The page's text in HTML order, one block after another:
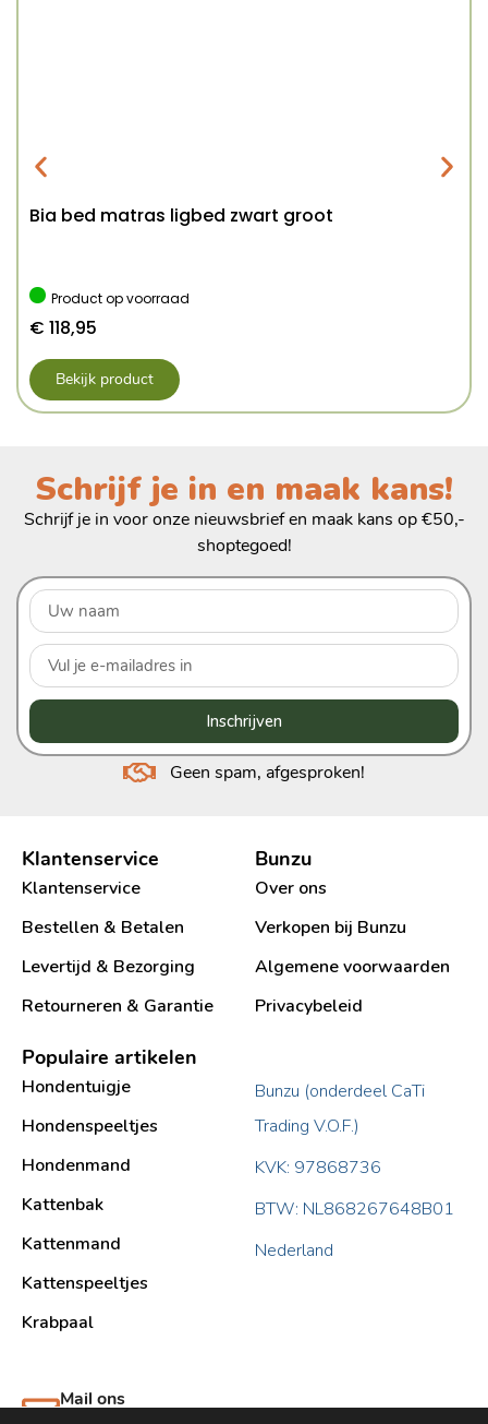
Bia bed matras ligbed zwart groot
Product op voorraad
€ 118,95
Bekijk product
Schrijf je in en maak kans!
Schrijf je in voor onze nieuwsbrief en maak kans op €50,-
shoptegoed!
Inschrijven
Geen spam, afgesproken!
Klantenservice
Klantenservice
Bestellen & Betalen
Levertijd & Bezorging
Retourneren & Garantie
Bunzu
Over ons
Verkopen bij Bunzu
Algemene voorwaarden
Privacybeleid
Populaire artikelen
Hondentuigje
Hondenspeeltjes
Hondenmand
Kattenbak
Kattenmand
Kattenspeeltjes
Krabpaal​
Bunzu (onderdeel CaTi
Trading V.O.F.)
KVK: 97868736
BTW: NL868267648B01
Nederland
Mail ons